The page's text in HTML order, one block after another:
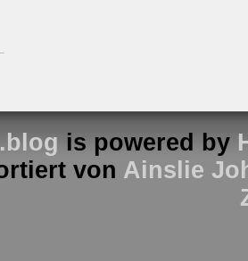
is powered by
von Ainslie